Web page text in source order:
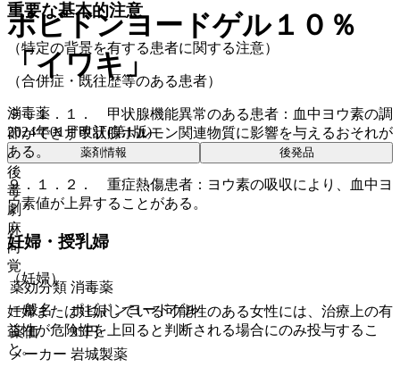
重要な基本的注意
（特定の背景を有する患者に関する注意）
（合併症・既往歴等のある患者）
９．１．１． 甲状腺機能異常のある患者：血中ヨウ素の調
節ができず甲状腺ホルモン関連物質に影響を与えるおそれが
ある。
９．１．２． 重症熱傷患者：ヨウ素の吸収により、血中ヨ
ウ素値が上昇することがある。
妊婦・授乳婦
（妊婦）
妊婦または妊娠している可能性のある女性には、治療上の有
益性が危険性を上回ると判断される場合にのみ投与するこ
と。
ポビドンヨードゲル１０％
「イワキ」
消毒薬
2024年01月改訂(第1版)
薬剤情報 後発品
後
毒
劇
麻
向
覚
薬効分類 消毒薬
一般名
ポビドンヨードゲル
薬価
35円
メーカー 岩城製薬